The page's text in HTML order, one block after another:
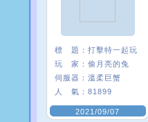
標 題： 打擊特一起玩
玩 家： 偷月亮的兔
伺服器： 溫柔巨蟹
人 氣： 81899
2021/09/07